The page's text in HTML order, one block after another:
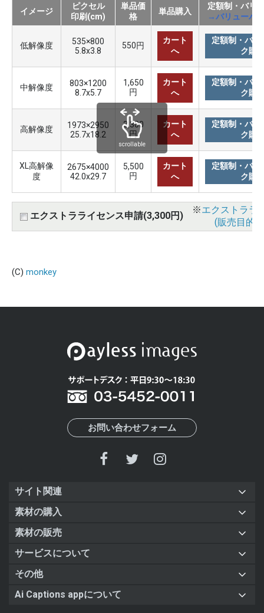
イメージ
ピクセル
印刷(cm)
単品価
格
単品購入
定額制・バリ
→バリューパ
低解像度
535×800
5.8x3.8
550円
カート
へ
定額制・バリ
ク購
中解像度
803×1200
8.7x5.7
1,650
円
カート
へ
定額制・バリ
ク購
高解像度
1973×2950
25.7x18.2
3,300
円
カート
へ
定額制・バリ
ク購
XL高解像
度
2675×4000
42.0x29.7
5,500
円
カート
へ
定額制・バリ
ク購
エクストラライセンス申請(3,300円)
※エクストララ
(販売目的
scrollable
(C) monkey
お問い合わせフォーム
サイト関連
素材の購入
素材の販売
サービスについて
その他
Ai Captions appについて